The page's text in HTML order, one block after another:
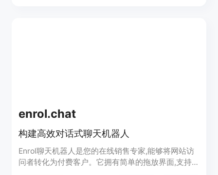
enrol.chat
构建高效对话式聊天机器人
Enrol聊天机器人是您的在线销售专家,能够将网站访
问者转化为付费客户。它拥有简单的拖放界面,支持